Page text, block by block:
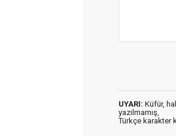
UYARI: Küfür,
yazılmamış,
Türkçe karakter